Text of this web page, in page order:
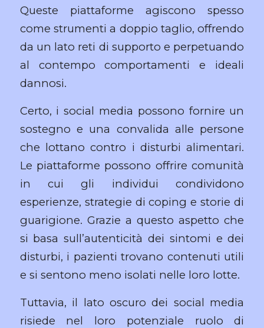
Queste piattaforme agiscono spesso
come strumenti a doppio taglio, offrendo
da un lato reti di supporto e perpetuando
al contempo comportamenti e ideali
dannosi.
Certo, i social media possono fornire un
sostegno e una convalida alle persone
che lottano contro i disturbi alimentari.
Le piattaforme possono offrire comunità
in cui gli individui condividono
esperienze, strategie di coping e storie di
guarigione. Grazie a questo aspetto che
si basa sull’autenticità dei sintomi e dei
disturbi, i pazienti trovano contenuti utili
e si sentono meno isolati nelle loro lotte.
Tuttavia, il lato oscuro dei social media
risiede nel loro potenziale ruolo di